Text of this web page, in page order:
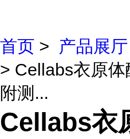
首页 > 产品展厅
> Cellabs衣原体
附测...
Cellabs衣